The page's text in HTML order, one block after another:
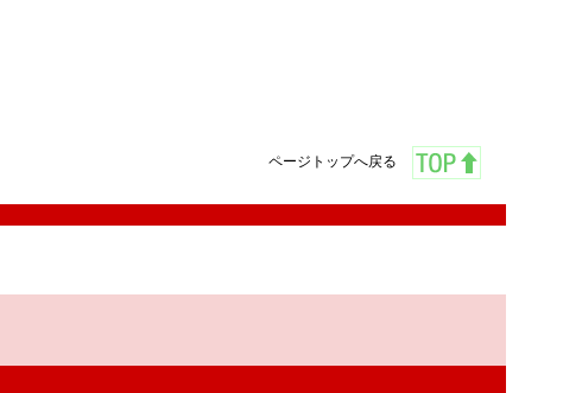
ページトップへ戻る